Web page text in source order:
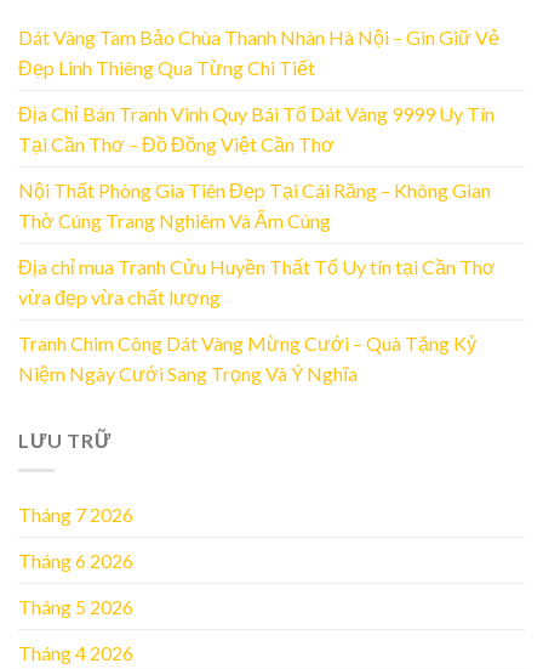
Dát Vàng Tam Bảo Chùa Thanh Nhàn Hà Nội – Gìn Giữ Vẻ
Đẹp Linh Thiêng Qua Từng Chi Tiết
Địa Chỉ Bán Tranh Vinh Quy Bái Tổ Dát Vàng 9999 Uy Tín
Tại Cần Thơ – Đồ Đồng Việt Cần Thơ
Nội Thất Phòng Gia Tiên Đẹp Tại Cái Răng – Không Gian
Thờ Cúng Trang Nghiêm Và Ấm Cúng
Địa chỉ mua Tranh Cửu Huyền Thất Tổ Uy tín tại Cần Thơ
vừa đẹp vừa chất lượng
Tranh Chim Công Dát Vàng Mừng Cưới – Quà Tặng Kỷ
Niệm Ngày Cưới Sang Trọng Và Ý Nghĩa
LƯU TRỮ
Tháng 7 2026
Tháng 6 2026
Tháng 5 2026
Tháng 4 2026